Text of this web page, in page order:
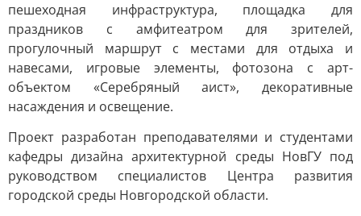
пешеходная инфраструктура, площадка для
праздников с амфитеатром для зрителей,
прогулочный маршрут с местами для отдыха и
навесами, игровые элементы, фотозона с арт-
объектом «Серебряный аист», декоративные
насаждения и освещение.
Проект разработан преподавателями и студентами
кафедры дизайна архитектурной среды НовГУ под
руководством специалистов Центра развития
городской среды Новгородской области.